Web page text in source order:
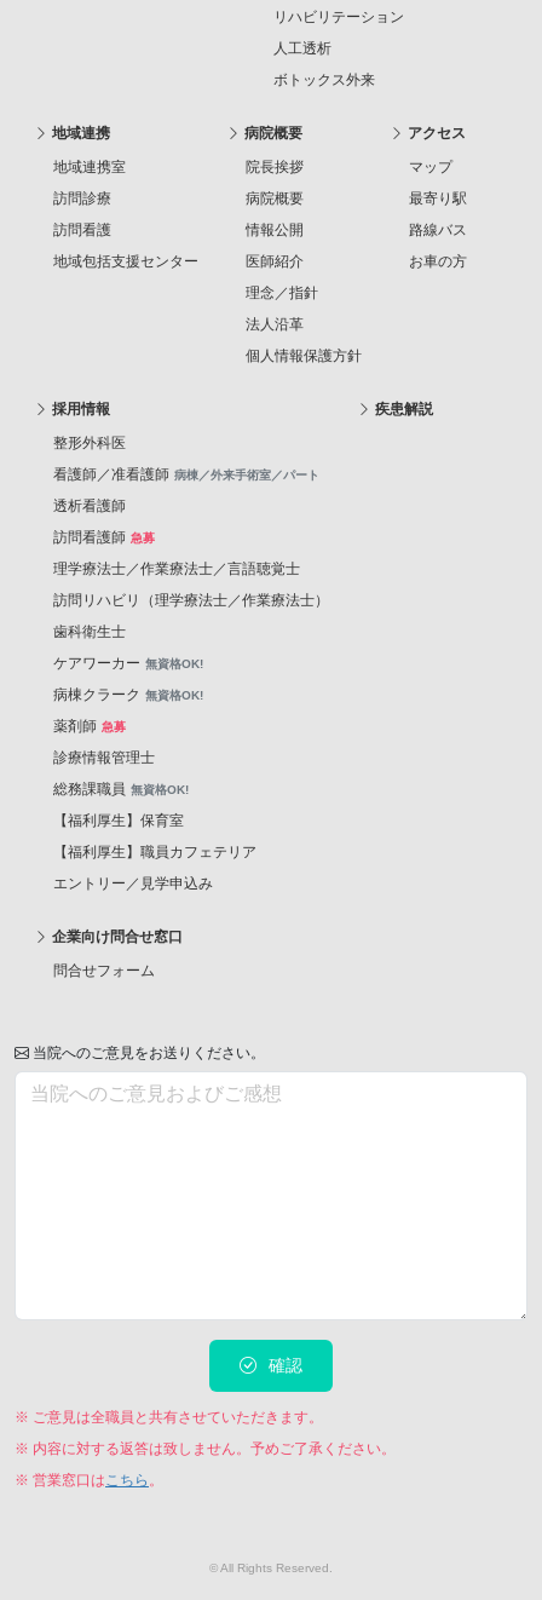
リハビリテーション
人工透析
ボトックス外来
地域連携
地域連携室
訪問診療
訪問看護
地域包括支援センター
病院概要
院長挨拶
病院概要
情報公開
医師紹介
理念／指針
法人沿革
個人情報保護方針
アクセス
マップ
最寄り駅
路線バス
お車の方
採用情報
整形外科医
看護師／准看護師 病棟／外来手術室／パート
透析看護師
訪問看護師 急募
理学療法士／作業療法士／言語聴覚士
訪問リハビリ（理学療法士／作業療法士）
歯科衛生士
ケアワーカー 無資格OK!
病棟クラーク 無資格OK!
薬剤師 急募
診療情報管理士
総務課職員 無資格OK!
【福利厚生】保育室
【福利厚生】職員カフェテリア
エントリー／見学申込み
疾患解説
企業向け問合せ窓口
問合せフォーム
当院へのご意見をお送りください。
確認
※ ご意見は全職員と共有させていただきます。
※ 内容に対する返答は致しません。予めご了承ください。
※ 営業窓口はこちら 。
© All Rights Reserved.